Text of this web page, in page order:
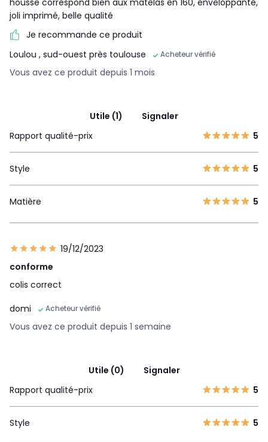
housse correspond bien aux matelas en 160, enveloppante,
joli imprimé, belle qualité
Je recommande ce produit
Loulou , sud-ouest près toulouse Acheteur vérifié
Vous avez ce produit depuis 1 mois
Utile (1)
Signaler
Rapport qualité-prix
5
Style 5
Matière 5
19/12/2023
conforme
colis correct
domi
Acheteur vérifié
Vous avez ce produit depuis 1 semaine
Utile (0)
Signaler
Rapport qualité-prix
5
Style 5